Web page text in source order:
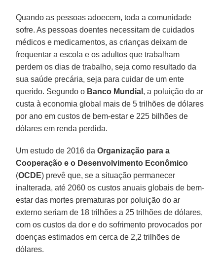
Quando as pessoas adoecem, toda a comunidade
sofre. As pessoas doentes necessitam de cuidados
médicos e medicamentos, as crianças deixam de
frequentar a escola e os adultos que trabalham
perdem os dias de trabalho, seja como resultado da
sua saúde precária, seja para cuidar de um ente
querido. Segundo o Banco Mundial , a poluição do ar
custa à economia global mais de 5 trilhões de dólares
por ano em custos de bem-estar e 225 bilhões de
dólares em renda perdida.
Um estudo de 2016 daOrganização para a
Cooperação e o Desenvolvimento Econômico
(OCDE) prevê que, se a situação permanecer
inalterada, até 2060 os custos anuais globais de bem-
estar das mortes prematuras por poluição do ar
externo seriam de 18 trilhões a 25 trilhões de dólares,
com os custos da dor e do sofrimento provocados por
doenças estimados em cerca de 2,2 trilhões de
dólares.